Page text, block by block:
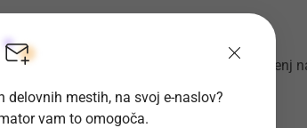
poklicno ali srednjo izobrazbo,
najmanj tri mesece podobnih delovnih izkušenj
iznajdljivost in komunikativnost,
mestih, na svoj e-naslov?
vam to omogoča.